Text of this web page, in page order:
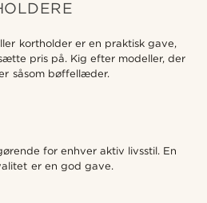
kortholder er en praktisk gave,
pris på. Kig efter modeller, der
såsom bøffellæder.
for enhver aktiv livsstil. En
er en god gave.